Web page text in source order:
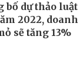
bố dự thảo luật
2022, doanh
sẽ tăng 13%